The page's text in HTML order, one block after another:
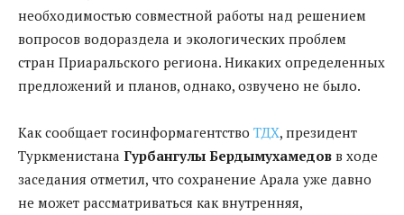
необходимостью совместной работы над решением
вопросов водораздела и экологических проблем
стран Приаральского региона. Никаких определенных
предложений и планов, однако, озвучено не было.
Как сообщает госинформагентство ТДХ, президент
Туркменистана Гурбангулы Бердымухамедов в ходе
заседания отметил, что сохранение Арала уже давно
не может рассматриваться как внутренняя,